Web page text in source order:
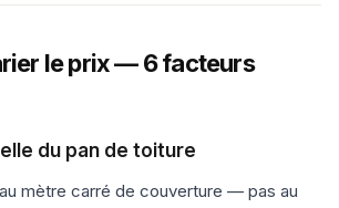
le prix — 6 facteurs
du pan de toiture
mètre carré de couverture — pas au